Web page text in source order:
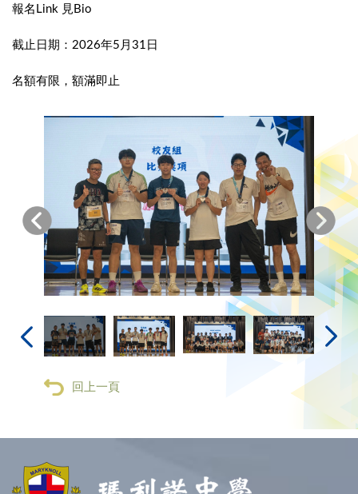
報名Link 見Bio
截止日期：2026年5月31日
名額有限，額滿即止
回上一頁